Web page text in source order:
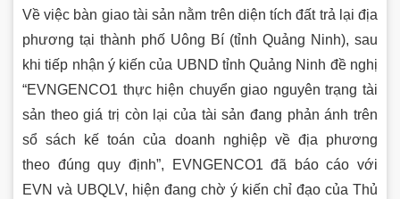
Về việc bàn giao tài sản nằm trên diện tích đất trả lại địa
phương tại thành phố Uông Bí (tỉnh Quảng Ninh), sau
khi tiếp nhận ý kiến của UBND tỉnh Quảng Ninh đề nghị
“EVNGENCO1 thực hiện chuyển giao nguyên trạng tài
sản theo giá trị còn lại của tài sản đang phản ánh trên
sổ sách kế toán của doanh nghiệp về địa phương
theo đúng quy định”, EVNGENCO1 đã báo cáo với
EVN và UBQLV, hiện đang chờ ý kiến chỉ đạo của Thủ